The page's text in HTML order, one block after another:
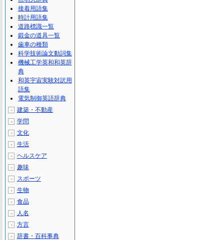
接着用語集
時計用語集
道路標識一覧
鍛金の道具一覧
歯車の種類
科学技術論文動詞集
機械工学英和和英辞
典
和英宇宙実験対訳用
語集
電気制御英語辞典
＋ 建築・不動産
＋ 学問
＋ 文化
＋ 生活
＋ ヘルスケア
＋ 趣味
＋ スポーツ
＋ 生物
＋ 食品
＋ 人名
＋ 方言
＋ 辞書・百科事典